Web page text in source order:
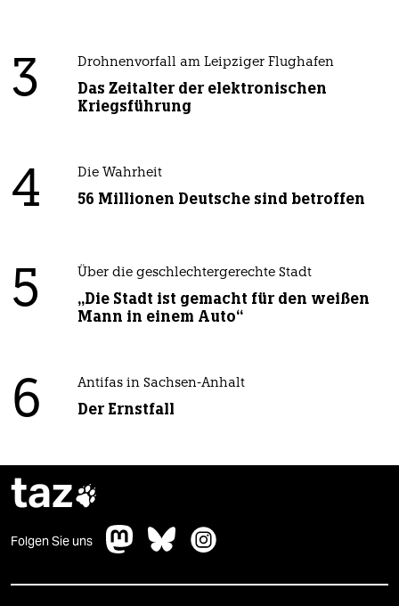
3 Drohnenvorfall am Leipziger Flughafen
Das Zeitalter der elektronischen
Kriegsführung
4 Die Wahrheit
56 Millionen Deutsche sind betroffen
5 Über die geschlechtergerechte Stadt
„Die Stadt ist gemacht für den weißen
Mann in einem Auto“
6 Antifas in Sachsen-Anhalt
Der Ernstfall
taz
Folgen Sie uns